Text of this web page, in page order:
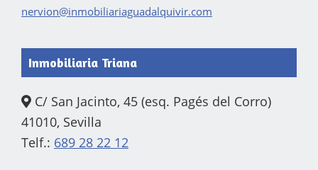
nervion@inmobiliariaguadalquivir.com
Inmobiliaria Triana
C/ San Jacinto, 45 (esq. Pagés del Corro)
41010, Sevilla
Telf.: 689 28 22 12